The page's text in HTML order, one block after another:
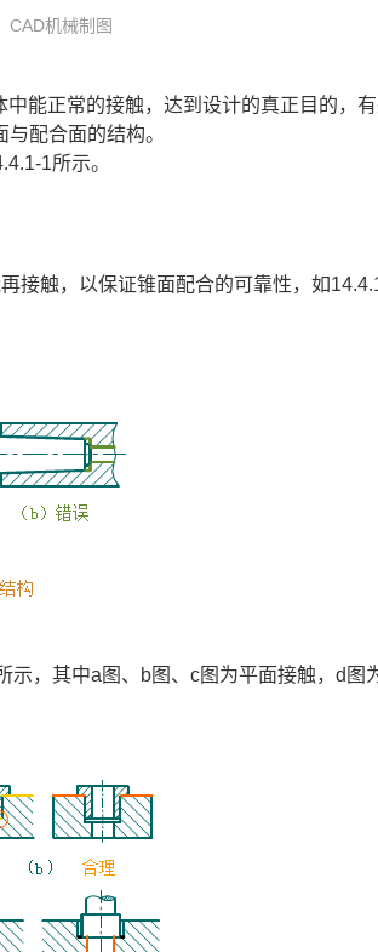
CAD机械制图
能正常的接触，达到设计的真正目的，
配合面的结构。
1所示。
接触，以保证锥面配合的可靠性，如
示，其中a图、b图、c图为平面接触，d图